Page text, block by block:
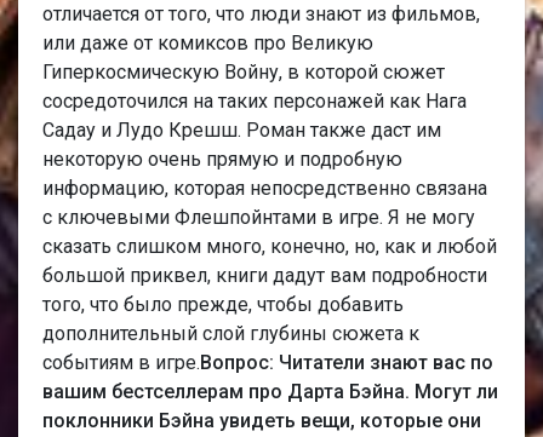
отличается от того, что люди знают из фильмов,
или даже от комиксов про Великую
Гиперкосмическую Войну, в которой сюжет
сосредоточился на таких персонажей как Нага
Садау и Лудо Крешш. Роман также даст им
некоторую очень прямую и подробную
информацию, которая непосредственно связана
с ключевыми Флешпойнтами в игре. Я не могу
сказать слишком много, конечно, но, как и любой
большой приквел, книги дадут вам подробности
того, что было прежде, чтобы добавить
дополнительный слой глубины сюжета к
событиям в игре.Вопрос: Читатели знают вас по
вашим бестселлерам про Дарта Бэйна. Могут ли
поклонники Бэйна увидеть вещи, которые они